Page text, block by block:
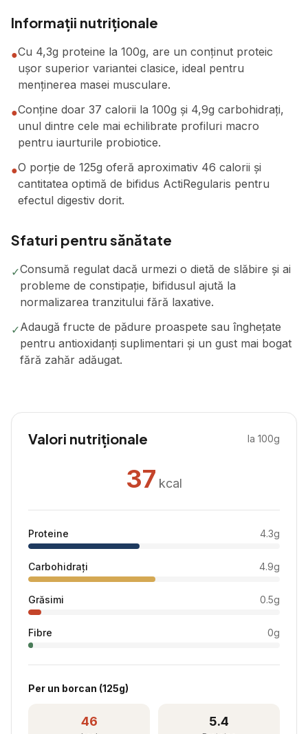
Informații nutriționale
●Cu 4,3g proteine la 100g, are un conținut proteic
ușor superior variantei clasice, ideal pentru
menținerea masei musculare.
●Conține doar 37 calorii la 100g și 4,9g carbohidrați,
unul dintre cele mai echilibrate profiluri macro
pentru iaurturile probiotice.
●O porție de 125g oferă aproximativ 46 calorii și
cantitatea optimă de bifidus ActiRegularis pentru
efectul digestiv dorit.
Sfaturi pentru sănătate
✓Consumă regulat dacă urmezi o dietă de slăbire și ai
probleme de constipație, bifidusul ajută la
normalizarea tranzitului fără laxative.
✓Adaugă fructe de pădure proaspete sau înghețate
pentru antioxidanți suplimentari și un gust mai bogat
fără zahăr adăugat.
Valori nutriționale la 100g
37 kcal
Proteine 4.3g
Carbohidrați 4.9g
Grăsimi 0.5g
Fibre 0g
Per un borcan (125g)
46 5.4